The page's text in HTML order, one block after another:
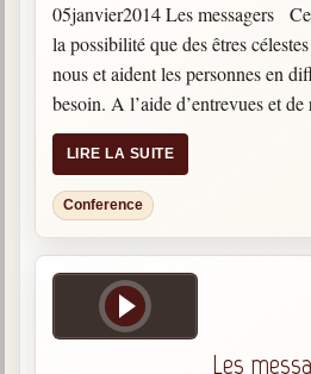
05janvier2014 Les messagers
la possibilité que des êtres
nous et aident les personnes en
besoin. A l’aide d’entrevues et
angéliques, des gens ordinaires
LIRE LA SUITE
Conference
Les